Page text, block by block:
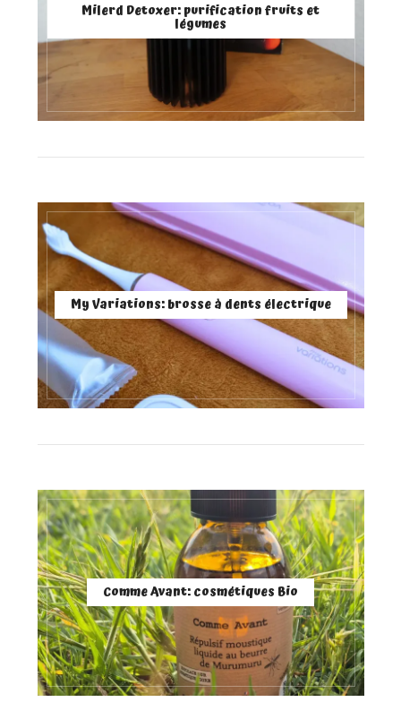
Milerd Detoxer: purification fruits et
légumes
My Variations: brosse à dents électrique
Comme Avant: cosmétiques Bio